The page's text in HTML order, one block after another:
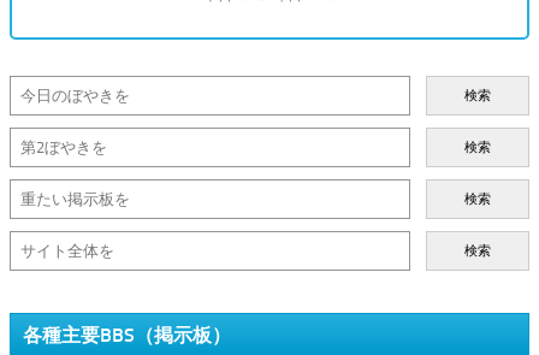
検索
検索
検索
検索
各種主要BBS（掲示板）